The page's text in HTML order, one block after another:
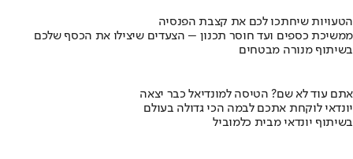
הטעויות שיחתכו לכם את קצבת הפנסיה
ממשיכת כספים ועד חוסר תכנון – הצעדים שיצילו את הכסף שלכם
בשיתוף מנורה מבטחים
אתם עוד לא שם? הטיסה למונדיאל כבר יצאה
יונדאי לוקחת אתכם לבמה הכי גדולה בעולם
בשיתוף יונדאי מבית כלמוביל